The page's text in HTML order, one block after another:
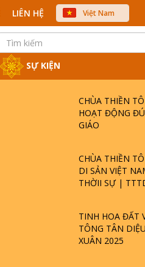
LIÊN HỆ
Việt Nam
中文
SỰ KIỆN
CHÙA THIỀN
HOẠT ĐỘNG
GIÁO
CHÙA THIỀN
DI SẢN VIỆT
THỜII SỰ |
TINH HOA ĐẤT
TÔNG TÂN
XUÂN 2025